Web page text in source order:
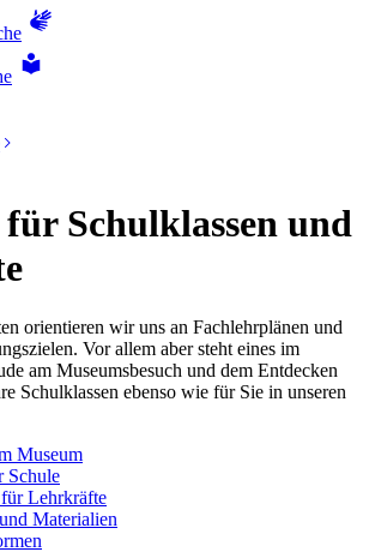
Schulklassen und
orientieren wir uns an Fachlehrplänen und
Vor allem aber steht eines im
am Museumsbesuch und dem Entdecken
Schulklassen ebenso wie für Sie in unseren
Museum
Schule
Lehrkräfte
Materialien